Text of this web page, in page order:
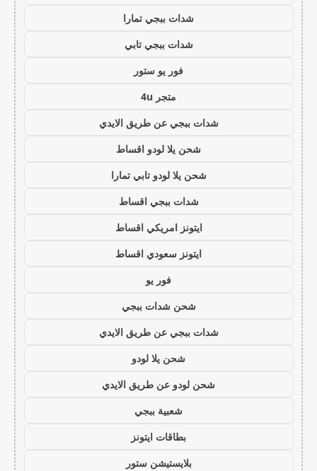
شدات ببجي تمارا
شدات ببجي تابي
فور يو ستور
متجر 4u
شدات ببجي عن طريق الايدي
شحن يلا لودو اقساط
شحن يلا لودو تابي تمارا
شدات ببجي اقساط
ايتونز امريكي اقساط
ايتونز سعودي اقساط
فور يو
شحن شدات ببجي
شدات ببجي عن طريق الايدي
شحن يلا لودو
شحن لودو عن طريق الايدي
شعبية ببجي
بطاقات ايتونز
بلايستيشن ستور